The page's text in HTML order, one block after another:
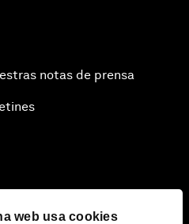
web usa cookies
notas de prensa